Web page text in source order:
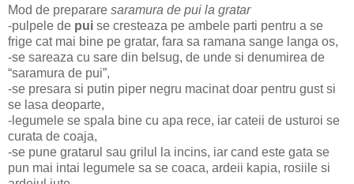
Mod de preparare saramura de pui la gratar
-pulpele de pui se cresteaza pe ambele parti pentru a se
frige cat mai bine pe gratar, fara sa ramana sange langa os,
-se sareaza cu sare din belsug, de unde si denumirea de
“saramura de pui”,
-se presara si putin piper negru macinat doar pentru gust si
se lasa deoparte,
-legumele se spala bine cu apa rece, iar cateii de usturoi se
curata de coaja,
-se pune gratarul sau grilul la incins, iar cand este gata se
pun mai intai legumele sa se coaca, ardeii kapia, rosiile si